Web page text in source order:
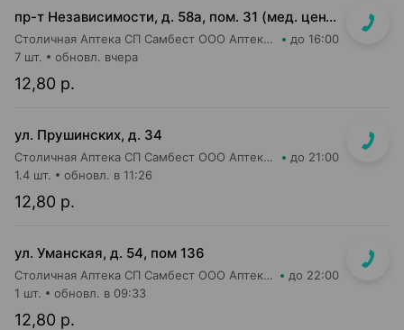
пр-т Независимости, д. 58а, пом. 31 (мед. центр ЛОДЭ)
Столичная Аптека СП Самбест ООО Аптека №19 до 16:00
12,80 р.
7 шт. обновл. вчера
ул. Прушинских, д. 34
Столичная Аптека СП Самбест ООО Аптека №24 до 21:00
12,80 р.
1.4 шт. обновл. в 11:26
ул. Уманская, д. 54, пом 136
Столичная Аптека СП Самбест ООО Аптека №20 до 22:00
12,80 р.
1 шт. обновл. в 09:33